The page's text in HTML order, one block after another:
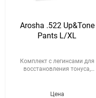
Arosha .522 Up&Tone
Pants L/XL
Комплект с легинсами для
восстановления тонуса,
Цена